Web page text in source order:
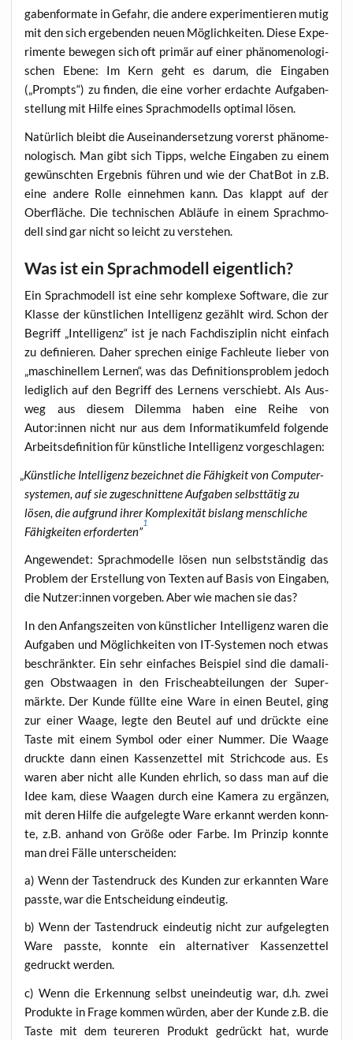
ga­ben­for­ma­te in Gefahr, die ande­re expe­ri­men­tie­ren mutig
mit den sich erge­ben­den neu­en Mög­lich­kei­ten. Die­se Expe­
ri­men­te bewe­gen sich oft pri­mär auf einer phä­no­me­no­lo­gi­
schen Ebe­ne: Im Kern geht es dar­um, die Ein­ga­ben
(„Prompts“) zu fin­den, die eine vor­her erdach­te Auf­ga­ben­
stel­lung mit Hil­fe eines Sprach­mo­dells opti­mal lösen.
Natür­lich bleibt die Aus­ein­an­der­set­zung vor­erst phä­no­me­
no­lo­gisch. Man gibt sich Tipps, wel­che Ein­ga­ben zu einem
gewünsch­ten Ergeb­nis füh­ren und wie der Chat­Bot in z.B.
eine ande­re Rol­le ein­neh­men kann. Das klappt auf der
Ober­flä­che. Die tech­ni­schen Abläu­fe in einem Sprach­mo­
dell sind gar nicht so leicht zu verstehen.
Was ist ein Sprachmodell eigentlich?
Ein Sprach­mo­dell ist eine sehr kom­ple­xe Soft­ware, die zur
Klas­se der künst­li­chen Intel­li­genz gezählt wird. Schon der
Begriff „Intel­li­genz“ ist je nach Fach­dis­zi­plin nicht ein­fach
zu defi­nie­ren. Daher spre­chen eini­ge Fach­leu­te lie­ber von
„maschi­nel­lem Ler­nen“, was das Defi­ni­ti­ons­pro­blem jedoch
ledig­lich auf den Begriff des Ler­nens ver­schiebt. Als Aus­
weg aus die­sem Dilem­ma haben eine Rei­he von
Autor:innen nicht nur aus dem Infor­ma­tik­um­feld fol­gen­de
Arbeits­de­fi­ni­ti­on für künst­li­che Intel­li­genz vorgeschlagen:
„Künst­li­che Intel­li­genz bezeich­net die Fähig­keit von Com­pu­ter­
sys­te­men, auf sie zuge­schnit­te­ne Auf­ga­ben selbst­tä­tig zu
lösen, die auf­grund ihrer Kom­ple­xi­tät bis­lang mensch­li­che
Fähig­kei­ten erfor­der­ten”
1
Ange­wen­det: Sprach­mo­del­le lösen nun selbst­stän­dig das
Pro­blem der Erstel­lung von Tex­ten auf Basis von Ein­ga­ben,
die Nutzer:innen vor­ge­ben. Aber wie machen sie das?
In den Anfangs­zei­ten von künst­li­cher Intel­li­genz waren die
Auf­ga­ben und Mög­lich­kei­ten von IT-Sys­te­men noch etwas
beschränk­ter. Ein sehr ein­fa­ches Bei­spiel sind die dama­li­
gen Obst­waa­gen in den Fri­sche­ab­tei­lun­gen der Super­
märk­te. Der Kun­de füll­te eine Ware in einen Beu­tel, ging
zur einer Waa­ge, leg­te den Beu­tel auf und drück­te eine
Tas­te mit einem Sym­bol oder einer Num­mer. Die Waa­ge
druck­te dann einen Kas­sen­zet­tel mit Strich­code aus. Es
waren aber nicht alle Kun­den ehr­lich, so dass man auf die
Idee kam, die­se Waa­gen durch eine Kame­ra zu ergän­zen,
mit deren Hil­fe die auf­ge­leg­te Ware erkannt wer­den konn­
te, z.B. anhand von Grö­ße oder Far­be. Im Prin­zip konn­te
man drei Fäl­le unterscheiden:
a) Wenn der Tas­ten­druck des Kun­den zur erkann­ten Ware
pass­te, war die Ent­schei­dung eindeutig.
b) Wenn der Tas­ten­druck ein­deu­tig nicht zur auf­ge­leg­ten
Ware pass­te, konn­te ein alter­na­ti­ver Kas­sen­zet­tel
gedruckt werden.
c) Wenn die Erken­nung selbst unein­deu­tig war, d.h. zwei
Pro­duk­te in Fra­ge kom­men wür­den, aber der Kun­de z.B. die
Tas­te mit dem teu­re­ren Pro­dukt gedrückt hat, wur­de